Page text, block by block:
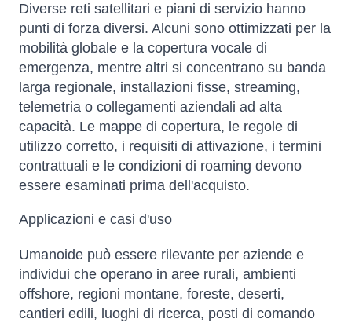
Diverse reti satellitari e piani di servizio hanno
punti di forza diversi. Alcuni sono ottimizzati per la
mobilità globale e la copertura vocale di
emergenza, mentre altri si concentrano su banda
larga regionale, installazioni fisse, streaming,
telemetria o collegamenti aziendali ad alta
capacità. Le mappe di copertura, le regole di
utilizzo corretto, i requisiti di attivazione, i termini
contrattuali e le condizioni di roaming devono
essere esaminati prima dell'acquisto.
Applicazioni e casi d'uso
Umanoide può essere rilevante per aziende e
individui che operano in aree rurali, ambienti
offshore, regioni montane, foreste, deserti,
cantieri edili, luoghi di ricerca, posti di comando